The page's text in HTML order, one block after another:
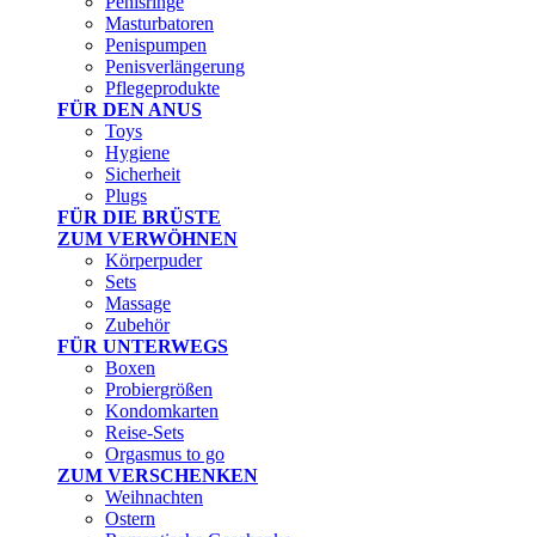
Masturbatoren
Penispumpen
Penisverlängerung
Pflegeprodukte
FÜR DEN ANUS
Toys
Hygiene
Sicherheit
Plugs
FÜR DIE BRÜSTE
ZUM VERWÖHNEN
Körperpuder
Sets
Massage
Zubehör
FÜR UNTERWEGS
Boxen
Probiergrößen
Kondomkarten
Reise-Sets
Orgasmus to go
ZUM VERSCHENKEN
Weihnachten
Ostern